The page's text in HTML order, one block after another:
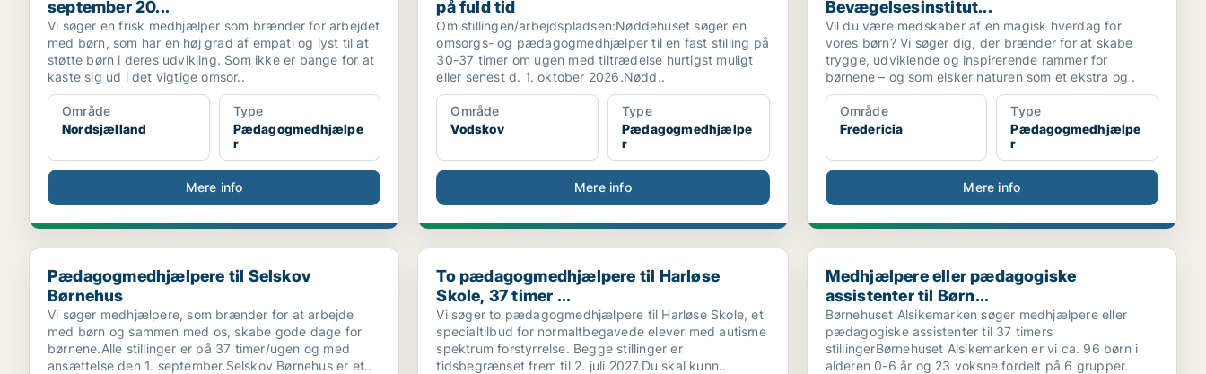
september 20...
Vi søger en frisk medhjælper som brænder for arbejdet
med børn, som har en høj grad af empati og lyst til at
støtte børn i deres udvikling. Som ikke er bange for at
kaste sig ud i det vigtige omsor..
Område
Nordsjælland
Type
Pædagogmedhjælpe
r
Mere info
på fuld tid
Om stillingen/arbejdspladsen:Nøddehuset søger en
omsorgs- og pædagogmedhjælper til en fast stilling på
30-37 timer om ugen med tiltrædelse hurtigst muligt
eller senest d. 1. oktober 2026.Nødd..
Område
Vodskov
Type
Pædagogmedhjælpe
r
Mere info
Bevægelsesinstitut...
Vil du være medskaber af en magisk hverdag for
vores børn? Vi søger dig, der brænder for at skabe
trygge, udviklende og inspirerende rammer for
børnene – og som elsker naturen som et ekstra og .
Område
Fredericia
Type
Pædagogmedhjælpe
r
Mere info
Pædagogmedhjælpere til Selskov Børnehus
Pædagogmedhjælpere til Selskov
Børnehus
Vi søger medhjælpere, som brænder for at arbejde
med børn og sammen med os, skabe gode dage for
børnene.Alle stillinger er på 37 timer/ugen og med
ansættelse den 1. september.Selskov Børnehus er et..
To pædagogmedhjælpere til Harløse Skole, 37 timer ...
To pædagogmedhjælpere til Harløse
Skole, 37 timer ...
Vi søger to pædagogmedhjælpere til Harløse Skole, et
specialtilbud for normaltbegavede elever med autisme
spektrum forstyrrelse. Begge stillinger er
tidsbegrænset frem til 2. juli 2027.Du skal kunn..
Medhjælpere eller pædagogiske assistenter til Børn...
Medhjælpere eller pædagogiske
assistenter til Børn...
Børnehuset Alsikemarken søger medhjælpere eller
pædagogiske assistenter til 37 timers
stillingerBørnehuset Alsikemarken er vi ca. 96 børn i
alderen 0-6 år og 23 voksne fordelt på 6 grupper.